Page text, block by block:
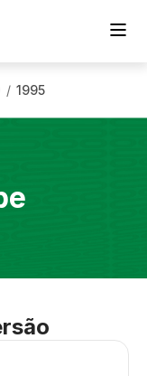
/ 1995